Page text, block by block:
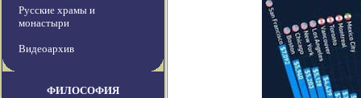
Русские храмы и
монастыри
Видеоархив
ФИЛОСОФИЯ